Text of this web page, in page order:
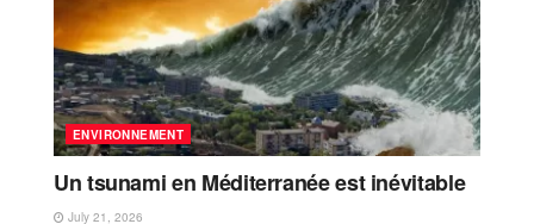
ENVIRONNEMENT
Un tsunami en Méditerranée est inévitable
July 21, 2026